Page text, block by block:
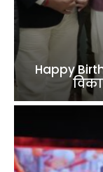
Happy